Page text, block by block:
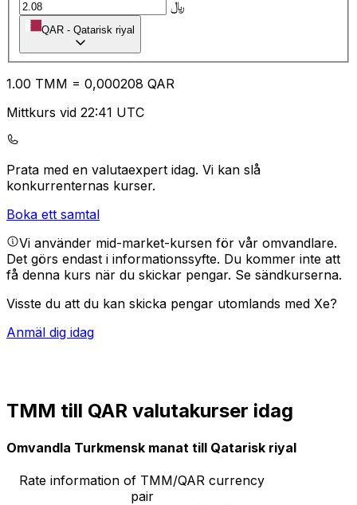
﷼
QAR - Qatarisk riyal
1.00 TMM = 0,000208 QAR
Mittkurs vid 22:41 UTC
Prata med en valutaexpert idag. Vi kan slå
konkurrenternas kurser.
Boka ett samtal
Vi använder mid-market-kursen för vår omvandlare.
Det görs endast i informationssyfte. Du kommer inte att
få denna kurs när du skickar pengar. Se sändkurserna.
Visste du att du kan skicka pengar utomlands med Xe?
Anmäl dig idag
TMM till QAR valutakurser idag
Omvandla Turkmensk manat till Qatarisk riyal
Rate information of TMM/QAR currency
pair